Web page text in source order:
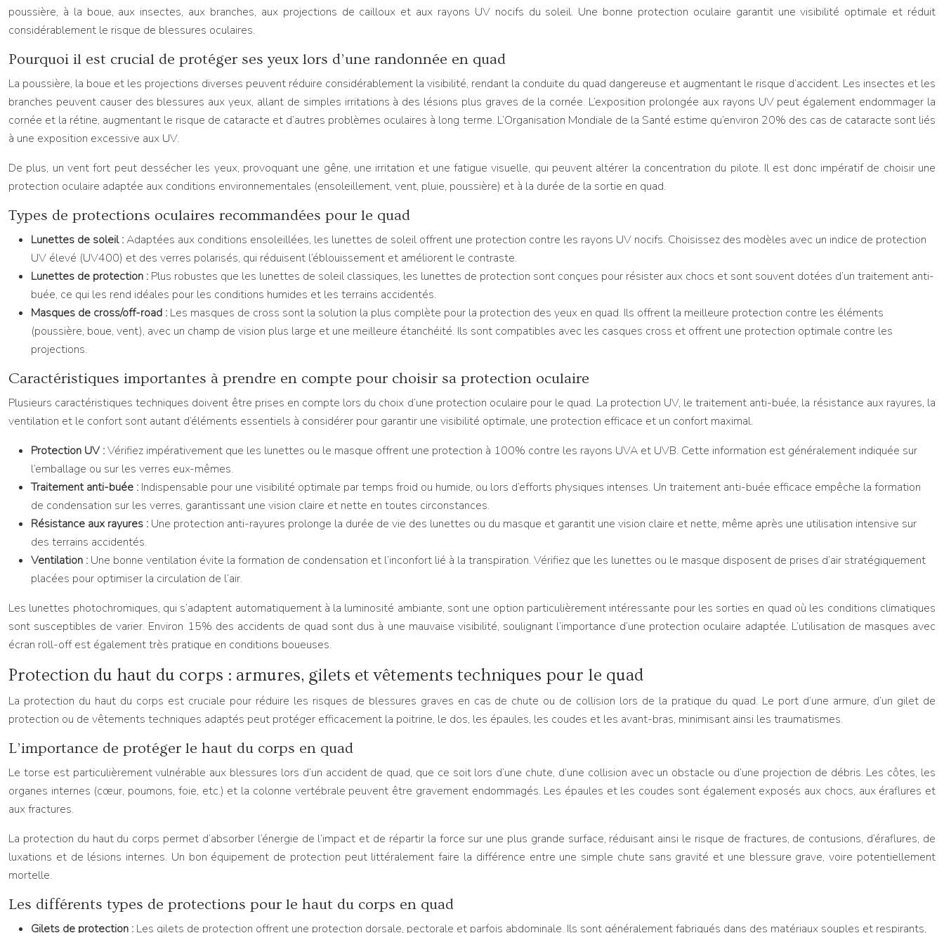
poussière, à la boue, aux insectes, aux branches, aux projections de cailloux et aux rayons UV nocifs du soleil. Une bonne protection oculaire garantit une visibilité optimale et réduit
considérablement le risque de blessures oculaires.
Pourquoi il est crucial de protéger ses yeux lors d’une randonnée en quad
La poussière, la boue et les projections diverses peuvent réduire considérablement la visibilité, rendant la conduite du quad dangereuse et augmentant le risque d’accident. Les insectes et les
branches peuvent causer des blessures aux yeux, allant de simples irritations à des lésions plus graves de la cornée. L’exposition prolongée aux rayons UV peut également endommager la
cornée et la rétine, augmentant le risque de cataracte et d’autres problèmes oculaires à long terme. L’Organisation Mondiale de la Santé estime qu’environ 20% des cas de cataracte sont liés
à une exposition excessive aux UV.
De plus, un vent fort peut dessécher les yeux, provoquant une gêne, une irritation et une fatigue visuelle, qui peuvent altérer la concentration du pilote. Il est donc impératif de choisir une
protection oculaire adaptée aux conditions environnementales (ensoleillement, vent, pluie, poussière) et à la durée de la sortie en quad.
Types de protections oculaires recommandées pour le quad
Lunettes de soleil :Adaptées aux conditions ensoleillées, les lunettes de soleil offrent une protection contre les rayons UV nocifs. Choisissez des modèles avec un indice de protection
UV élevé (UV400) et des verres polarisés, qui réduisent l’éblouissement et améliorent le contraste.
Lunettes de protection : Plus robustes que les lunettes de soleil classiques, les lunettes de protection sont conçues pour résister aux chocs et sont souvent dotées d’un traitement anti-
buée, ce qui les rend idéales pour les conditions humides et les terrains accidentés.
Masques de cross/off-road : Les masques de cross sont la solution la plus complète pour la protection des yeux en quad. Ils offrent la meilleure protection contre les éléments
(poussière, boue, vent), avec un champ de vision plus large et une meilleure étanchéité. Ils sont compatibles avec les casques cross et offrent une protection optimale contre les
projections.
Caractéristiques importantes à prendre en compte pour choisir sa protection oculaire
Plusieurs caractéristiques techniques doivent être prises en compte lors du choix d’une protection oculaire pour le quad. La protection UV, le traitement anti-buée, la résistance aux rayures, la
ventilation et le confort sont autant d’éléments essentiels à considérer pour garantir une visibilité optimale, une protection efficace et un confort maximal.
Protection UV :Vérifiez impérativement que les lunettes ou le masque offrent une protection à 100% contre les rayons UVA et UVB. Cette information est généralement indiquée sur
l’emballage ou sur les verres eux-mêmes.
Traitement anti-buée : Indispensable pour une visibilité optimale par temps froid ou humide, ou lors d’efforts physiques intenses. Un traitement anti-buée efficace empêche la formation
de condensation sur les verres, garantissant une vision claire et nette en toutes circonstances.
Résistance aux rayures : Une protection anti-rayures prolonge la durée de vie des lunettes ou du masque et garantit une vision claire et nette, même après une utilisation intensive sur
des terrains accidentés.
Ventilation : Une bonne ventilation évite la formation de condensation et l’inconfort lié à la transpiration. Vérifiez que les lunettes ou le masque disposent de prises d’air stratégiquement
placées pour optimiser la circulation de l’air.
Les lunettes photochromiques, qui s’adaptent automatiquement à la luminosité ambiante, sont une option particulièrement intéressante pour les sorties en quad où les conditions climatiques
sont susceptibles de varier. Environ 15% des accidents de quad sont dus à une mauvaise visibilité, soulignant l’importance d’une protection oculaire adaptée. L’utilisation de masques avec
écran roll-off est également très pratique en conditions boueuses.
Protection du haut du corps : armures, gilets et vêtements techniques pour le quad
La protection du haut du corps est cruciale pour réduire les risques de blessures graves en cas de chute ou de collision lors de la pratique du quad. Le port d’une armure, d’un gilet de
protection ou de vêtements techniques adaptés peut protéger efficacement la poitrine, le dos, les épaules, les coudes et les avant-bras, minimisant ainsi les traumatismes.
L’importance de protéger le haut du corps en quad
Le torse est particulièrement vulnérable aux blessures lors d’un accident de quad, que ce soit lors d’une chute, d’une collision avec un obstacle ou d’une projection de débris. Les côtes, les
organes internes (cœur, poumons, foie, etc.) et la colonne vertébrale peuvent être gravement endommagés. Les épaules et les coudes sont également exposés aux chocs, aux éraflures et
aux fractures.
La protection du haut du corps permet d’absorber l’énergie de l’impact et de répartir la force sur une plus grande surface, réduisant ainsi le risque de fractures, de contusions, d’éraflures, de
luxations et de lésions internes. Un bon équipement de protection peut littéralement faire la différence entre une simple chute sans gravité et une blessure grave, voire potentiellement
mortelle.
Les différents types de protections pour le haut du corps en quad
Gilets de protection : Les gilets de protection offrent une protection dorsale, pectorale et parfois abdominale. Ils sont généralement fabriqués dans des matériaux souples et respirants,